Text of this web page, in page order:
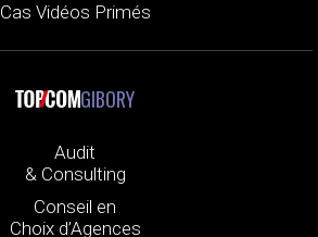
Cas Vidéos Primés
GIBORY
Audit
& Consulting
Conseil en
Choix d’Agences